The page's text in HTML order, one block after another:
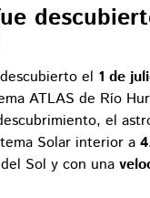
el 1 de
ATLAS de Río
el
Solar interior a
del Sol y con una